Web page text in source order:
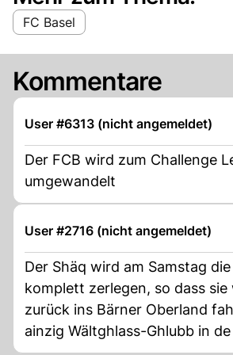
FC Basel
Kommentare
User #6313 (nicht angemeldet)
Der FCB wird zum Challenge
umgewandelt
User #2716 (nicht angemeldet)
Der Shäq wird am Samstag
komplett zerlegen, so dass sie
zurück ins Bärner Oberland
ainzig Wältghlass-Ghlubb in